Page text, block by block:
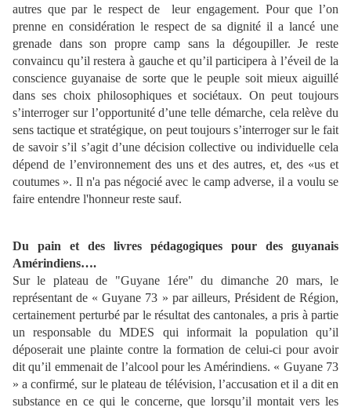
autres que par le respect de leur engagement. Pour que l’on
prenne en considération le respect de sa dignité il a lancé une
grenade dans son propre camp sans la dégoupiller. Je reste
convaincu qu’il restera à gauche et qu’il participera à l’éveil de la
conscience guyanaise de sorte que le peuple soit mieux aiguillé
dans ses choix philosophiques et sociétaux. On peut toujours
s’interroger sur l’opportunité d’une telle démarche, cela relève du
sens tactique et stratégique, on peut toujours s’interroger sur le fait
de savoir s’il s’agit d’une décision collective ou individuelle cela
dépend de l’environnement des uns et des autres, et, des «us et
coutumes ». Il n'a pas négocié avec le camp adverse, il a voulu se
faire entendre l'honneur reste sauf.
Du pain et des livres pédagogiques pour des guyanais
Amérindiens….
Sur le plateau de "Guyane 1ére" du dimanche 20 mars, le
représentant de « Guyane 73 » par ailleurs, Président de Région,
certainement perturbé par le résultat des cantonales, a pris à partie
un responsable du MDES qui informait la population qu’il
déposerait une plainte contre la formation de celui-ci pour avoir
dit qu’il emmenait de l’alcool pour les Amérindiens. « Guyane 73
» a confirmé, sur le plateau de télévision, l’accusation et il a dit en
substance en ce qui le concerne, que lorsqu’il montait vers les